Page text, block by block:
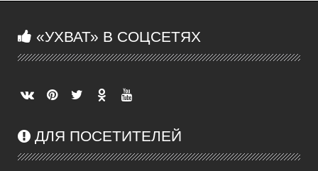
«УХВАТ» В СОЦСЕТЯХ
ДЛЯ ПОСЕТИТЕЛЕЙ